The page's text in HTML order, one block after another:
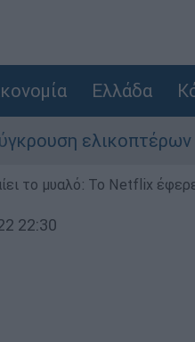
Ελλάδα
το μυαλό: Το Netflix
22:30